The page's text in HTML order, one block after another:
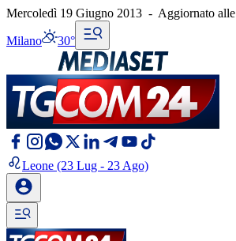
Mercoledì 19 Giugno 2013 - Aggiornato alle
Milano 30°
Leone (23 Lug - 23 Ago)